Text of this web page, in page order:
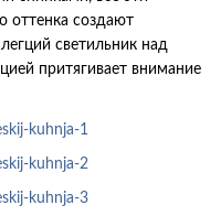
оттенка создают
светильник над
притягивает внимание